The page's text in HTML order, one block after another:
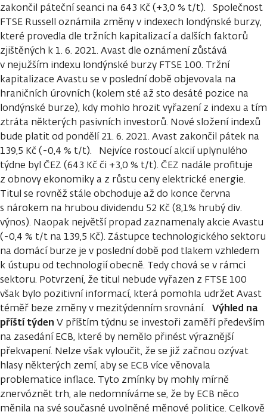
zakončil páteční seanci na 643 Kč (+3,0 % t/t). Společnost
FTSE Russell oznámila změny v indexech londýnské burzy,
které provedla dle tržních kapitalizací a dalších faktorů
zjištěných k 1. 6. 2021. Avast dle oznámení zůstává
v nejužším indexu londýnské burzy FTSE 100. Tržní
kapitalizace Avastu se v poslední době objevovala na
hraničních úrovních (kolem sté až sto desáté pozice na
londýnské burze), kdy mohlo hrozit vyřazení z indexu a tím
ztráta některých pasivních investorů. Nové složení indexů
bude platit od pondělí 21. 6. 2021. Avast zakončil pátek na
139,5 Kč (-0,4 % t/t). Nejvíce rostoucí akcií uplynulého
týdne byl ČEZ (643 Kč či +3,0 % t/t). ČEZ nadále profituje
z obnovy ekonomiky a z růstu ceny elektrické energie.
Titul se rovněž stále obchoduje až do konce června
s nárokem na hrubou dividendu 52 Kč (8,1% hrubý div.
výnos). Naopak největší propad zaznamenaly akcie Avastu
(-0,4 % t/t na 139,5 Kč). Zástupce technologického sektoru
na domácí burze je v poslední době pod tlakem vzhledem
k ústupu od technologií obecně. Tedy chová se v rámci
sektoru. Potvrzení, že titul nebude vyřazen z FTSE 100
však bylo pozitivní informací, která pomohla udržet Avast
téměř beze změny v mezitýdenním srovnání. Výhled na
příští týden V příštím týdnu se investoři zaměří především
na zasedání ECB, které by nemělo přinést výraznější
překvapení. Nelze však vyloučit, že se již začnou ozývat
hlasy některých zemí, aby se ECB více věnovala
problematice inflace. Tyto zmínky by mohly mírně
znervóznět trh, ale nedomníváme se, že by ECB něco
měnila na své současné uvolněné měnové politice. Celkově